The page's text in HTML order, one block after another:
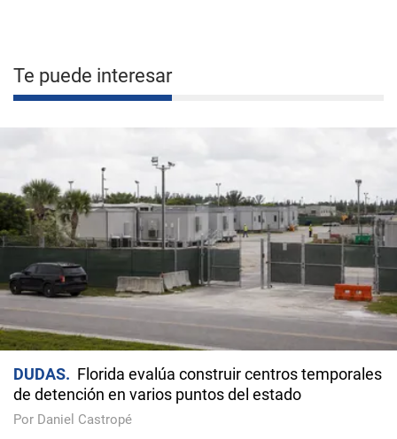
Te puede interesar
DUDAS
Florida evalúa construir centros temporales
de detención en varios puntos del estado
Por Daniel Castropé